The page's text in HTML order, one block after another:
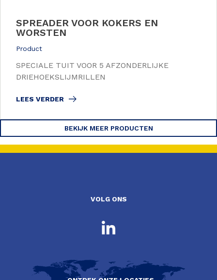
SPREADER VOOR KOKERS EN
WORSTEN
Product
SPECIALE TUIT VOOR 5 AFZONDERLIJKE
DRIEHOEKSLIJMRILLEN
LEES VERDER
BEKIJK MEER PRODUCTEN
VOLG ONS